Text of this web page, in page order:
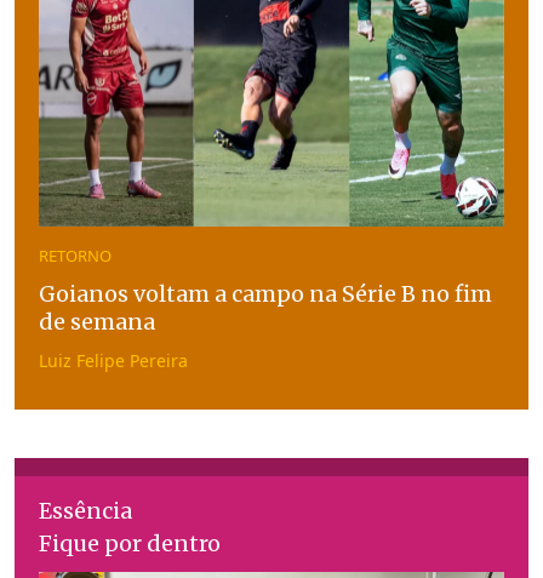
RETORNO
Goianos voltam a campo na Série B no fim
de semana
Luiz Felipe Pereira
Essência
Fique por dentro